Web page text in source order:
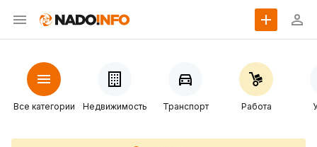
Все категории Недвижимость Транспорт Работа